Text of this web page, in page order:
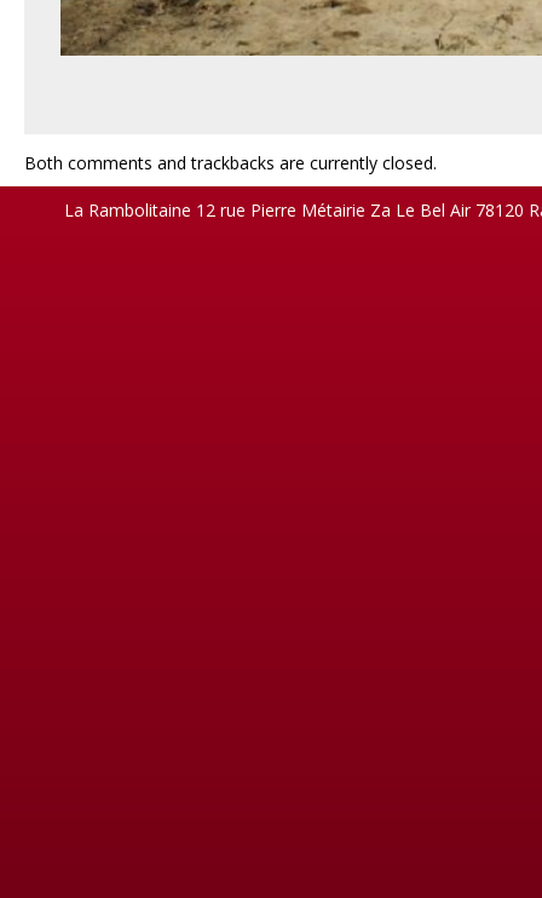
Both comments and trackbacks are currently closed.
La Rambolitaine 12 rue Pierre Métairie Za Le Bel Air